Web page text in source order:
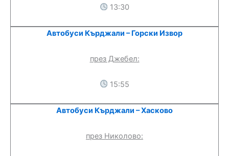
13:30
Автобуси Кърджали – Горски Извор
през Джебел:
15:55
Автобуси Кърджали – Хасково
през Николово: